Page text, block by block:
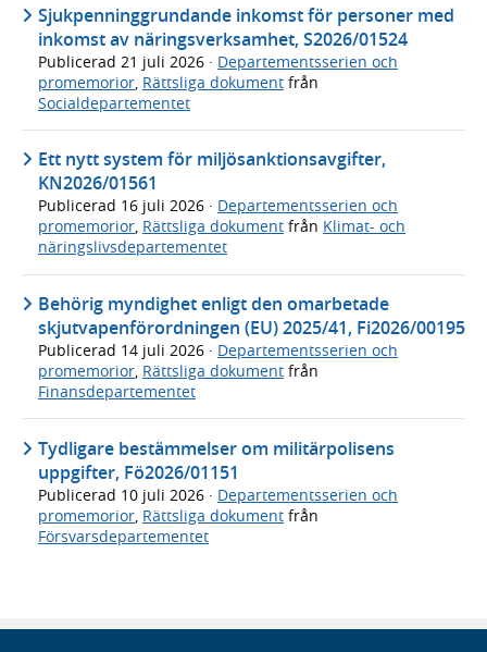
Sjukpenninggrundande inkomst för personer med
inkomst av näringsverksamhet, S2026/01524
Publicerad 21 juli 2026 · Departementsserien och
promemorior Rättsliga dokument från
Socialdepartementet
Ett nytt system för miljösanktionsavgifter,
KN2026/01561
Publicerad 16 juli 2026 · Departementsserien och
promemorior, Rättsliga dokument från Klimat- och
näringslivsdepartementet
Behörig myndighet enligt den omarbetade
skjutvapenförordningen (EU) 2025/41, Fi2026/00195
Publicerad 14 juli 2026 · Departementsserien och
promemorior, Rättsliga dokument från
Finansdepartementet
Tydligare bestämmelser om militärpolisens
uppgifter, Fö2026/01151
Publicerad 10 juli 2026 · Departementsserien och
promemorior Rättsliga dokument från
Försvarsdepartementet